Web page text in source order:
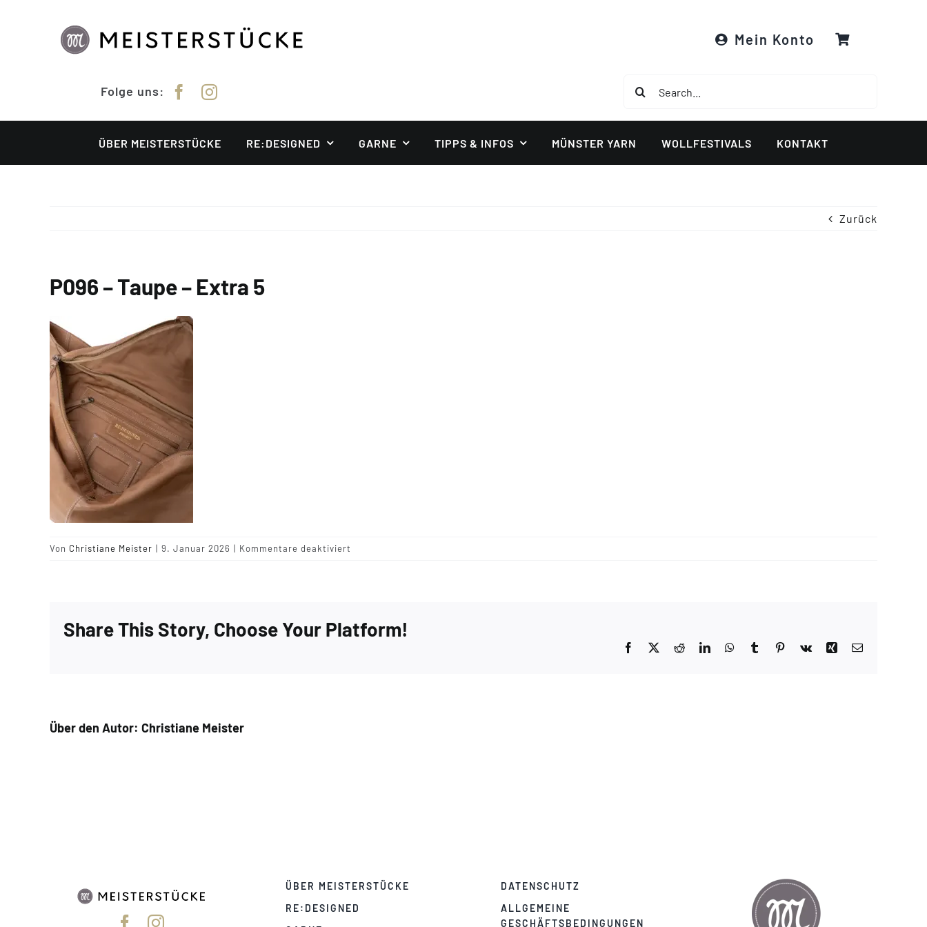
Mein Konto
Folge uns:
ÜBER MEISTERSTÜCKE RE:DESIGNED GARNE TIPPS & INFOS MÜNSTER YARN WOLLFESTIVALS KONTAKT
Zurück
P096 – Taupe – Extra 5
Von Christiane Meister | 9. Januar 2026 | Kommentare deaktiviert
Extra
Share This Story, Choose Your Platform!
Facebook Reddit LinkedInWhatsApp
TumblrPinterest
Vk Xing
Über den Autor: Christiane Meister
ÜBER MEISTERSTÜCKE
RE:DESIGNED
DATENSCHUTZ
ALLGEMEINE
GESCHÄFTSBEDINGUNGEN